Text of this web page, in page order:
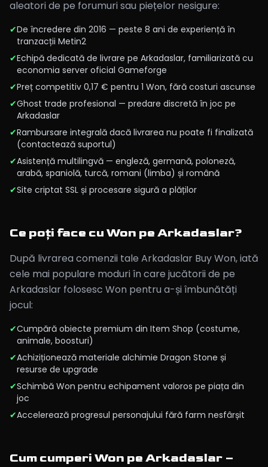
aleatori de pe forumuri sau piețelor nesigure:
✔De încredere din 2016 — peste 8 ani de experiență în
tranzacții Metin2
✔Echipă dedicată de livrare pe Arkadaslar, familiarizată cu
economia server oficial Gameforge
✔Preț competitiv 0,17 € pentru 1 Won, fără costuri ascunse
✔Ghost trade profesional — predare discretă în joc pe
Arkadaslar
✔Rambursare integrală dacă livrarea nu poate fi finalizată
(contactează suportul)
✔Asistență multilingvă — engleză, germană, poloneză,
arabă, spaniolă, turcă, romani (limba) și română
✔Site criptat SSL și procesare sigură a plăților
Ce poți face cu Won pe Arkadaslar?
După livrarea comenzii tale Arkadaslar Buy Won, iată
cele mai populare moduri în care jucătorii de pe
Arkadaslar folosesc Won pentru a-și îmbunătăți
jocul:
✔Cumpără obiecte premium din Item Shop (costume,
animale, boosturi)
✔Achiziționează materiale alchimie Dragon Stone și
resurse de upgrade
✔Schimbă Won pentru echipament valoros pe piața din
joc
✔Accelerează progresul personajului fără farm nesfârșit
Cum cumperi Won pe Arkadaslar –